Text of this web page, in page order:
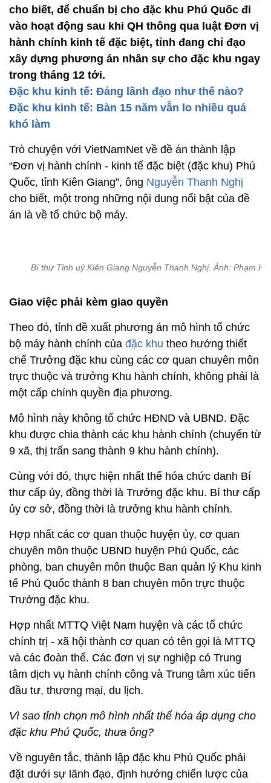
cho biết, để chuẩn bị cho đặc khu Phú Quốc đi
vào hoạt động sau khi QH thông qua luật Đơn vị
hành chính kinh tế đặc biệt, tỉnh đang chỉ đạo
xây dựng phương án nhân sự cho đặc khu ngay
trong tháng 12 tới.
Đặc khu kinh tế: Đảng lãnh đạo như thế nào?
Đặc khu kinh tế: Bàn 15 năm vẫn lo nhiều quá
khó làm
Trò chuyện với VietNamNet về đề án thành lập
“Đơn vị hành chính - kinh tế đặc biệt (đặc khu) Phú
Quốc, tỉnh Kiên Giang”, ông Nguyễn Thanh Nghị
cho biết, một trong những nội dung nổi bật của đề
án là về tổ chức bộ máy.
Bí thư Tỉnh uỷ Kiên Giang Nguyễn Thanh Nghị. Ảnh: Phạm Hải
Giao việc phải kèm giao quyền
Theo đó, tỉnh đề xuất phương án mô hình tổ chức
bộ máy hành chính của đặc khu theo hướng thiết
chế Trưởng đặc khu cùng các cơ quan chuyên môn
trực thuộc và trưởng Khu hành chính, không phải là
một cấp chính quyền địa phương.
Mô hình này không tổ chức HĐND và UBND. Đặc
khu được chia thành các khu hành chính (chuyển từ
9 xã, thị trấn sang thành 9 khu hành chính).
Cùng với đó, thực hiện nhất thể hóa chức danh Bí
thư cấp ủy, đồng thời là Trưởng đặc khu. Bí thư cấp
ủy cơ sở, đồng thời là trưởng khu hành chính.
Hợp nhất các cơ quan thuộc huyện ủy, cơ quan
chuyên môn thuộc UBND huyện Phú Quốc, các
phòng, ban chuyên môn thuộc Ban quản lý Khu kinh
tế Phú Quốc thành 8 ban chuyên môn trực thuộc
Trưởng đặc khu.
Hợp nhất MTTQ Việt Nam huyện và các tổ chức
chính trị - xã hội thành cơ quan có tên gọi là MTTQ
và các đoàn thể. Các đơn vị sự nghiệp có Trung
tâm dịch vụ hành chính công và Trung tâm xúc tiến
đầu tư, thương mại, du lịch.
Vì sao tỉnh chọn mô hình nhất thể hóa áp dụng cho
đặc khu Phú Quốc, thưa ông?
Về nguyên tắc, thành lập đặc khu Phú Quốc phải
đặt dưới sự lãnh đạo, định hướng chiến lược của